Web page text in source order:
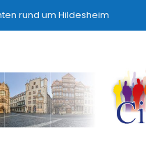
rund um Hildesheim